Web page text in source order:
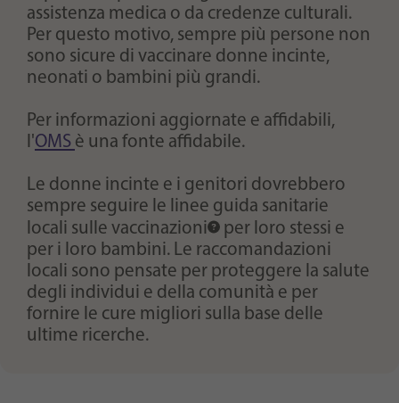
assistenza medica o da credenze culturali.
Per questo motivo, sempre più persone non
sono sicure di vaccinare donne incinte,
neonati o bambini più grandi.
Per informazioni aggiornate e affidabili,
l'OMS è una fonte affidabile.
Le donne incinte e i genitori dovrebbero
sempre seguire le linee guida sanitarie
locali sulle vaccinazioni
per loro stessi e
per i loro bambini. Le raccomandazioni
locali sono pensate per proteggere la salute
degli individui e della comunità e per
fornire le cure migliori sulla base delle
ultime ricerche.